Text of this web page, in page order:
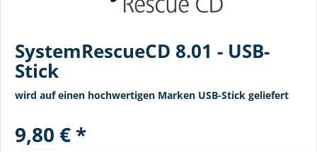
SystemRescueCD 8.01 - USB-
Stick
wird auf einen hochwertigen Marken USB-Stick geliefert
9,80 € *